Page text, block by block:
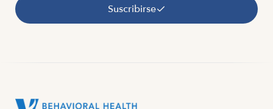
Suscribirse